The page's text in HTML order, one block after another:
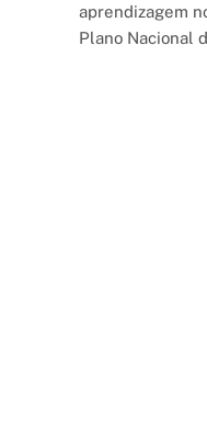
aprendizagem
Plano Nacional